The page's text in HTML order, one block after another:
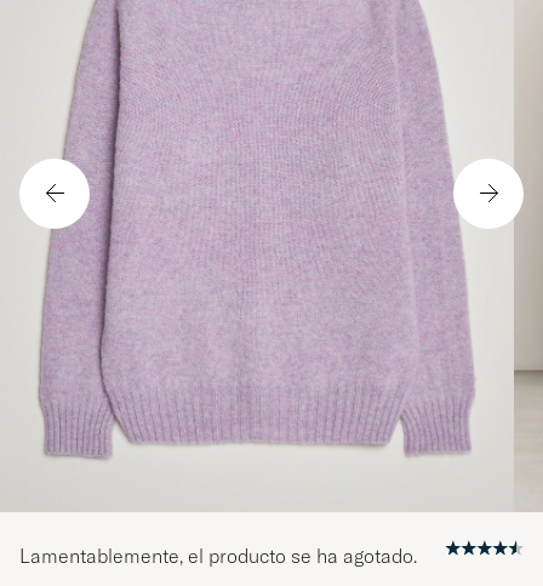
Lamentablemente, el producto se ha agotado.